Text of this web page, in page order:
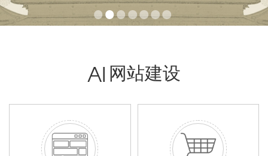
AI 网站建设